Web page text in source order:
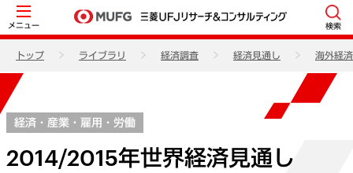
メニュー 検索
トップ ライブラリ 経済調査 経済見通し 海外経
経済・産業・雇用・労働
2014/2015年世界経済見通し